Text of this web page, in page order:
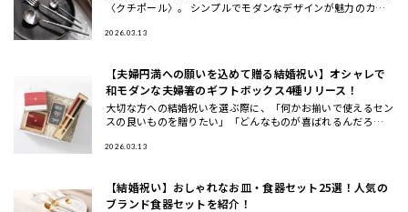
〈クチポール〉。 シンプルでモダンなデザインが魅力のカト
話
2026.03.13
【夫婦円満への願いを込めて贈る結婚祝い】オシャレで
和モダンな夫婦箸のギフトボックス4種リリース！
大切な方への結婚祝いを選ぶ際に、「何かお揃いで使えるセン
スの良いものを贈りたい」「どんなものが喜ばれるんだろ
OP
2026.03.13
【結婚祝い】おしゃれなお皿・食器セット25選！人気の
ブランド食器セットを紹介！